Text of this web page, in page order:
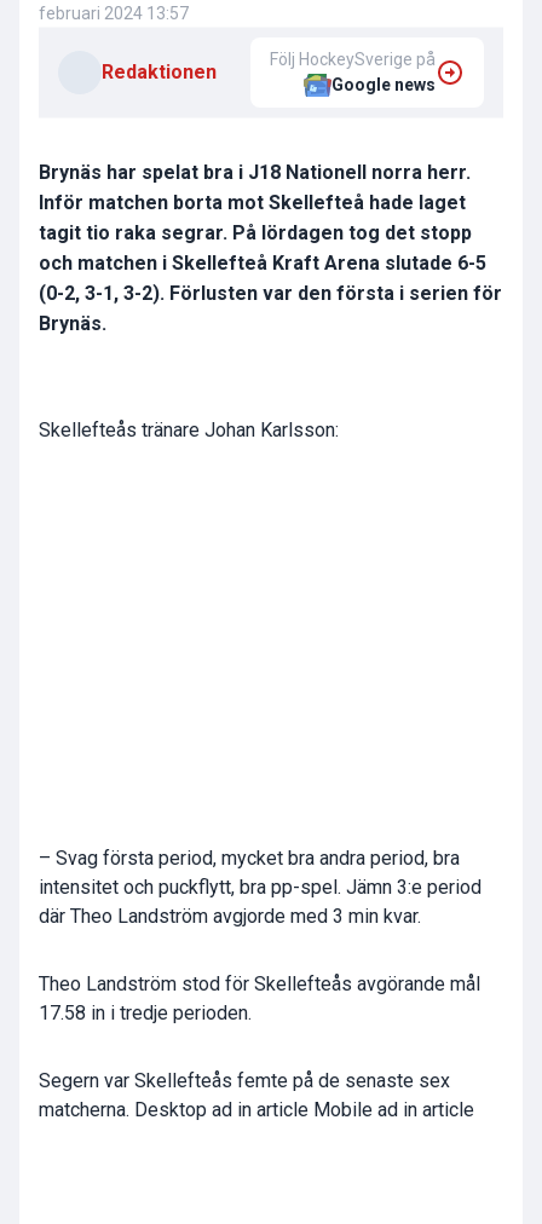
februari 2024 13:57
Redaktionen
Följ HockeySverige på
Google news
Brynäs har spelat bra i J18 Nationell norra herr.
Inför matchen borta mot Skellefteå hade laget
tagit tio raka segrar. På lördagen tog det stopp
och matchen i Skellefteå Kraft Arena slutade 6-5
(0-2, 3-1, 3-2). Förlusten var den första i serien för
Brynäs.
Skellefteås tränare Johan Karlsson:
– Svag första period, mycket bra andra period, bra
intensitet och puckflytt, bra pp-spel. Jämn 3:e period
där Theo Landström avgjorde med 3 min kvar.
Theo Landström stod för Skellefteås avgörande mål
17.58 in i tredje perioden.
Segern var Skellefteås femte på de senaste sex
matcherna. Desktop ad in article Mobile ad in article